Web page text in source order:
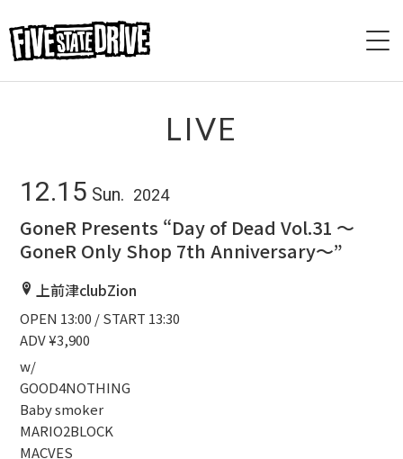
VIDEO
LIVE
12.15 Sun. 2024
GoneR Presents “Day of Dead Vol.31 〜
GoneR Only Shop 7th Anniversary〜”
上前津clubZion
OPEN 13:00 / START 13:30
ADV ¥3,900
w/
GOOD4NOTHING
Baby smoker
MARIO2BLOCK
MACVES